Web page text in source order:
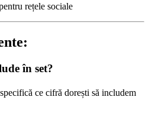
rețele sociale
în set?
ce cifră dorești să includem